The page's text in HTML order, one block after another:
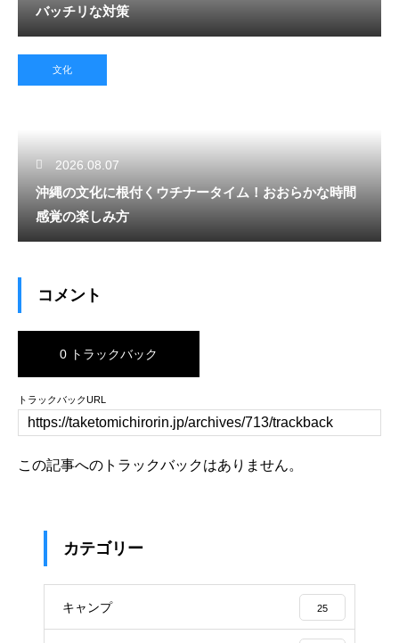
バッチリな対策
文化
2026.08.07
沖縄の文化に根付くウチナータイム！おおらかな時間
感覚の楽しみ方
コメント
0 トラックバック
トラックバックURL
この記事へのトラックバックはありません。
カテゴリー
キャンプ 25